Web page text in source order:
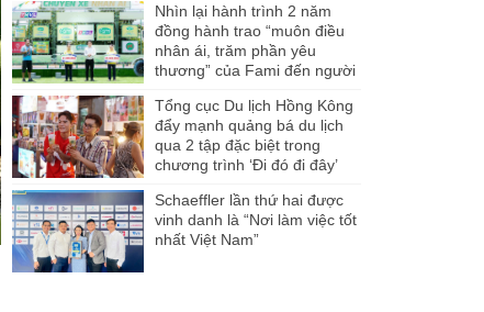
Nhìn lại hành trình 2 năm
đồng hành trao “muôn điều
nhân ái, trăm phần yêu
thương” của Fami đến người
Tổng cục Du lịch Hồng Kông
đẩy mạnh quảng bá du lịch
qua 2 tập đặc biệt trong
chương trình ‘Đi đó đi đây’
Schaeffler lần thứ hai được
vinh danh là “Nơi làm việc tốt
nhất Việt Nam”